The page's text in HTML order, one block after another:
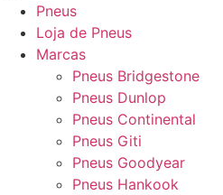
Pneus
Loja de Pneus
Marcas
Pneus Bridgestone
Pneus Dunlop
Pneus Continental
Pneus Giti
Pneus Goodyear
Pneus Hankook